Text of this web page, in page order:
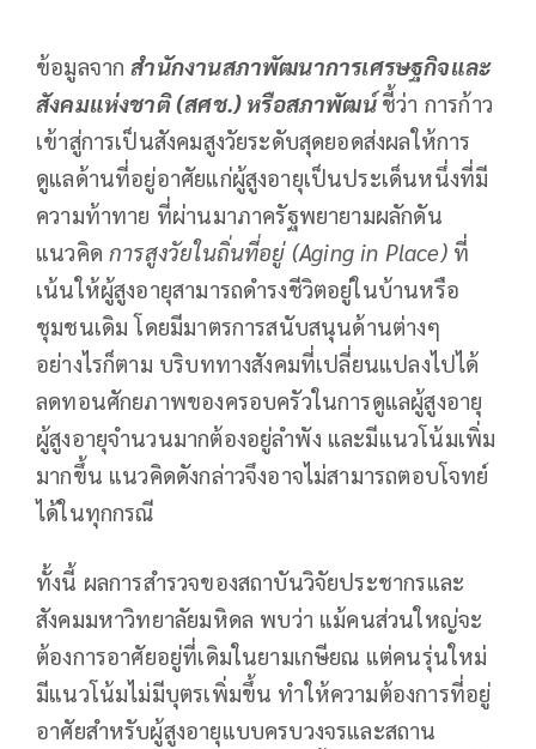
ข้อมูลจากสำนักงานสภาพัฒนาการเศรษฐกิจและ
สังคมแห่งชาติ (สศช.) หรือสภาพัฒน์ ชี้ว่า การก้าว
เข้าสู่การเป็นสังคมสูงวัยระดับสุดยอดส่งผลให้การ
ดูแลด้านที่อยู่อาศัยแก่ผู้สูงอายุเป็นประเด็นหนึ่งที่มี
ความท้าทาย ที่ผ่านมาภาครัฐพยายามผลักดัน
แนวคิด การสูงวัยในถิ่นที่อยู่ (Aging in Place)ที่
เน้นให้ผู้สูงอายุสามารถดำรงชีวิตอยู่ในบ้านหรือ
ชุมชนเดิม โดยมีมาตรการสนับสนุนด้านต่างๆ
อย่างไรก็ตาม บริบททางสังคมที่เปลี่ยนแปลงไปได้
ลดทอนศักยภาพของครอบครัวในการดูแลผู้สูงอายุ
ผู้สูงอายุจำนวนมากต้องอยู่ลำพัง และมีแนวโน้มเพิ่ม
มากขึ้น แนวคิดดังกล่าวจึงอาจไม่สามารถตอบโจทย์
ได้ในทุกกรณี
ทั้งนี้ ผลการสำรวจของสถาบันวิจัยประชากรและ
สังคมมหาวิทยาลัยมหิดล พบว่า แม้คนส่วนใหญ่จะ
ต้องการอาศัยอยู่ที่เดิมในยามเกษียณ แต่คนรุ่นใหม่
มีแนวโน้มไม่มีบุตรเพิ่มขึ้น ทำให้ความต้องการที่อยู่
อาศัยสำหรับผู้สูงอายุแบบครบวงจรและสถาน